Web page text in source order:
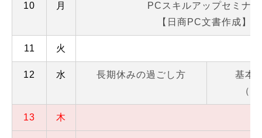
10 月
PCスキルアップセミナー
【日商PC文書作成】
11 火
12 水 長期休みの過ごし方
基本
（
13 木